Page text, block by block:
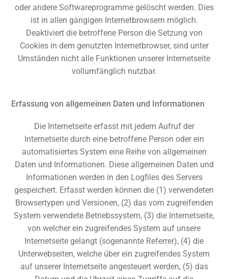
oder andere Softwareprogramme gelöscht werden. Dies
ist in allen gängigen Internetbrowsern möglich.
Deaktiviert die betroffene Person die Setzung von
Cookies in dem genutzten Internetbrowser, sind unter
Umständen nicht alle Funktionen unserer Internetseite
vollumfänglich nutzbar.
Erfassung von allgemeinen Daten und Informationen
Die Internetseite erfasst mit jedem Aufruf der
Internetseite durch eine betroffene Person oder ein
automatisiertes System eine Reihe von allgemeinen
Daten und Informationen. Diese allgemeinen Daten und
Informationen werden in den Logfiles des Servers
gespeichert. Erfasst werden können die (1) verwendeten
Browsertypen und Versionen, (2) das vom zugreifenden
System verwendete Betriebssystem, (3) die Internetseite,
von welcher ein zugreifendes System auf unsere
Internetseite gelangt (sogenannte Referrer), (4) die
Unterwebseiten, welche über ein zugreifendes System
auf unserer Internetseite angesteuert werden, (5) das